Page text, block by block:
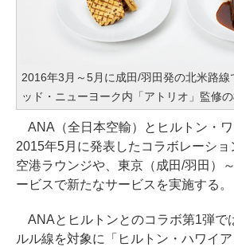
2016年3月～5月に成田/羽田発の北米路線
ッド・ニューヨーク内「アトリオ」監修
ANA（全日本空輸）とヒルトン・ワ
2015年5月に発表したコラボレーショ
空港ラウンジや、東京（成田/羽田）
ービスで新たなサービスを実施する。
ANAとヒルトンとのコラボ第1弾で
ルル線を対象に「ヒルトン・ハワイ